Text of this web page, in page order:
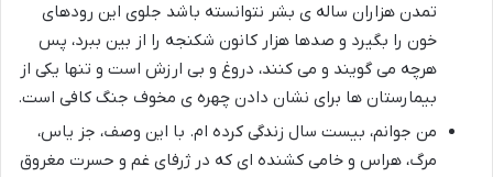
تمدن هزاران ساله ی بشر نتوانسته باشد جلوی این رودهای
خون را بگیرد و صدها هزار کانون شکنجه را از بین ببرد، پس
هرچه می گویند و می کنند، دروغ و بی ارزش است و تنها یکی از
بیمارستان ها برای نشان دادن چهره ی مخوف جنگ کافی است.
من جوانم، بیست سال زندگی کرده ام. با این وصف، جز یاس،
مرگ، هراس و خامی کشنده ای که در ژرفای غم و حسرت مغروق